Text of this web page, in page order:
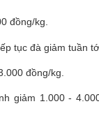
đồng/kg.
đồng/kg.
giảm 1.000 -